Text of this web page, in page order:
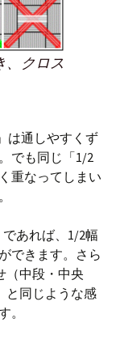
、クロス
は通しやすくず
でも同じ「1/2
重なってしまい
あれば、1/2幅
できます。さら
（中段・中央
と同じような感
。